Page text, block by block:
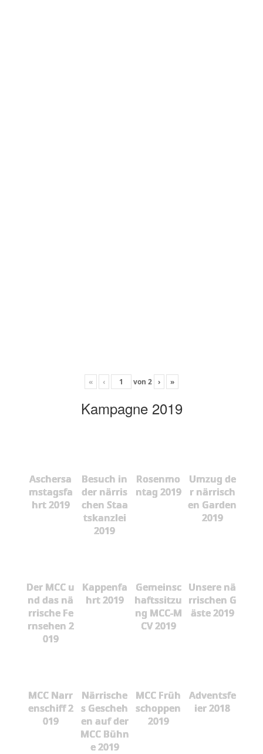
« ‹ von 2 › »
Kampagne 2019
Aschersa
mstagsfa
hrt 2019
Besuch in
der närris
chen Staa
tskanzlei
2019
Rosenmo
ntag 2019
Umzug de
r närrisch
en Garden
2019
Der MCC u
nd das nä
rrische Fe
rnsehen 2
019
Kappenfa
hrt 2019
Gemeinsc
haftssitzu
ng MCC-M
CV 2019
Unsere nä
rrischen G
äste 2019
MCC Narr
enschiff 2
019
Närrische
s Gescheh
en auf der
MCC Bühn
e 2019
MCC Früh
schoppen
2019
Adventsfe
ier 2018